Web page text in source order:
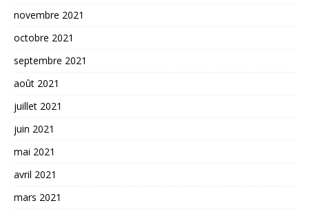
novembre 2021
octobre 2021
septembre 2021
août 2021
juillet 2021
juin 2021
mai 2021
avril 2021
mars 2021